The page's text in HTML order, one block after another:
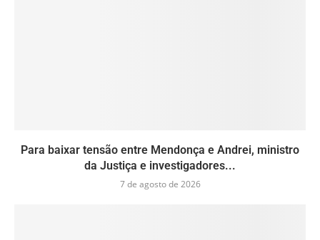
Para baixar tensão entre Mendonça e Andrei, ministro
da Justiça e investigadores...
7 de agosto de 2026